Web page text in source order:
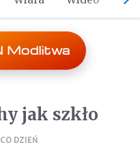
Modlitwa
jak szkło
DZIEŃ